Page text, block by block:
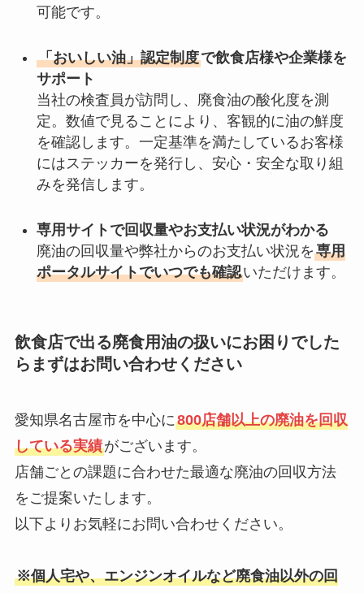
可能です。
「おいしい油」認定制度で飲食店様や企業様を
サポート
当社の検査員が訪問し、廃食油の酸化度を測
定。数値で見ることにより、客観的に油の鮮度
を確認します。一定基準を満たしているお客様
にはステッカーを発行し、安心・安全な取り組
みを発信します。
専用サイトで回収量やお支払い状況がわかる
廃油の回収量や弊社からのお支払い状況を専用
ポータルサイトでいつでも確認いただけます。
飲食店で出る廃食用油の扱いにお困りでした
らまずはお問い合わせください
愛知県名古屋市を中心に800店舗以上の廃油を回収
している実績がございます。
店舗ごとの課題に合わせた最適な廃油の回収方法
をご提案いたします。
以下よりお気軽にお問い合わせください。
※個人宅や、エンジンオイルなど廃食油以外の回